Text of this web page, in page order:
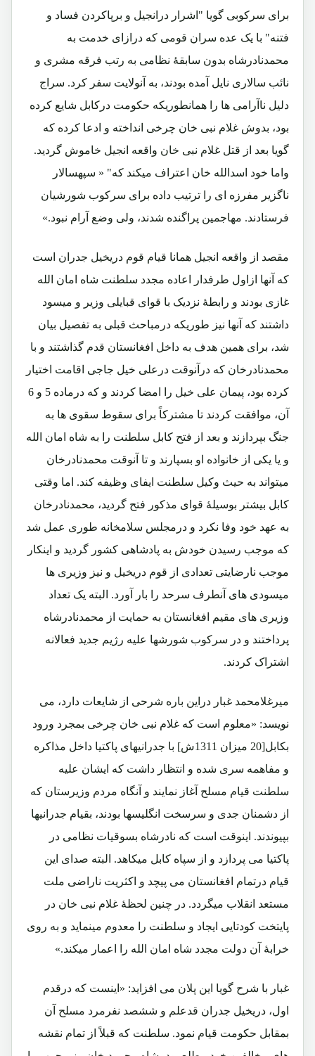
برای سرکوبی گویا "اشرار درانجیل و برپاکردن فساد و
فتنه" با یک عده سران قومی که درازای خدمت به
محمدنادرشاه بدون سابقۀ نظامی به رتب فرقه مشری و
نائب سالاری نایل آمده بودند، به آنولایت سفر کرد. سراج
دلیل ناآرامی ها را همانطوریکه حکومت درکابل شایع کرده
بود، بدوش غلام نبی خان چرخی انداخته و ادعا کرده که
گویا بعد از قتل غلام نبی خان واقعه انجیل خاموش گردید.
واما خود اسدالله خان اعتراف میکند که" « سپهسالار
ناگزیر مفرزه ای را ترتیب داده برای سرکوب شورشیان
فرستادند. مهاجمین پراگنده شدند، ولی وضع آرام نبود.»
مقصد از واقعه انجیل همانا قیام قوم دریخیل جدران است
که آنها ازاول طرفدار اعاده مجدد سلطنت شاه امان الله
غازی بودند و رابطۀ نزدیک با قوای قبایلی وزیر و میسود
داشتند که آنها نیز طوریکه درمباحث قبلی به تفصیل بیان
شد، برای همین هدف به داخل افغانستان قدم گذاشتند و با
محمدنادرخان که درآنوقت درعلی خیل جاجی اقامت اختیار
کرده بود، پیمان علی خیل را امضا کردند و که درماده 5 و 6
آن، موافقت کردند تا مشترکاً برای سقوط سقوی ها به
جنگ بپردازند و بعد از فتح کابل سلطنت را به شاه امان الله
و یا یکی از خانواده او بسپارند و تا آنوقت محمدنادرخان
میتواند به حیث وکیل سلطنت ایفای وظیفه کند. اما وقتی
کابل بیشتر بوسیلۀ قوای مذکور فتح گردید، محمدنادرخان
به عهد خود وفا نکرد و درمجلس سلامخانه طوری عمل شد
که موجب رسیدن خودش به پادشاهی کشور گردید و اینکار
موجب نارضایتی تعدادی از قوم دریخیل و نیز وزیری ها
میسودی های آنطرف سرحد را بار آورد. البته یک تعداد
وزیری های مقیم افغانستان به حمایت از محمدنادرشاه
پرداختند و در سرکوب شورشها علیه رژیم جدید فعالانه
اشتراک کردند.
میرغلامحمد غبار دراین باره شرحی از شایعات دارد، می
نویسد: «معلوم است که غلام نبی خان چرخی بمجرد ورود
بکابل[20 میزان 1311ش] با جدرانیهای پاکتیا داخل مذاکره
و مفاهمه سری شده و انتظار داشت که ایشان علیه
سلطنت قیام مسلح آغاز نمایند و آنگاه مردم وزیرستان که
از دشمنان جدی و سرسخت انگلیسها بودند، بقیام جدرانیها
بپیوندند. اینوقت است که نادرشاه بسوقیات نظامی در
پاکتیا می پردازد و از سپاه کابل میکاهد. البته صدای این
قیام درتمام افغانستان می پیچد و اکثریت ناراضی ملت
مستعد انقلاب میگردد. در چنین لحظۀ غلام نبی خان در
پایتخت کودتایی ایجاد و سلطنت را معدوم مینماید و به روی
خرابۀ آن دولت مجدد شاه امان الله را اعمار میکند.»
غبار با شرح گویا این پلان می افزاید: «اینست که درقدم
اول، دریخیل جدران قدعلم و ششصد نفرمرد مسلح آن
بمقابل حکومت قیام نمود. سلطنت که قبلاً از تمام نقشه